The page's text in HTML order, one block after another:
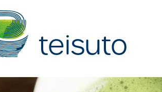
teisuto